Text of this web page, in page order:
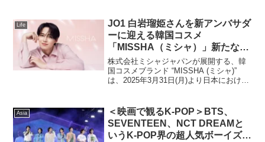
を2025年4月30日(水)18:00より配信開始
いたしま...
Life
JO1 白岩瑠姫さんを新アンバサダ
ーに迎える韓国コスメ
「MISSHA（ミシャ）」新たなベ
ースメイクアップシリーズglow
で新ビジュアル公開
株式会社ミシャジャパンが展開する、韓
国コスメブランド “MISSHA (ミシャ)”
は、2025年3月31日(月)より日本における
す。4月3日（木）より販売するMIS...
Asia
＜映画で観るK-POP＞BTS、
SEVENTEEN、NCT DREAMと
いうK-POP界の超人気ボーイズグ